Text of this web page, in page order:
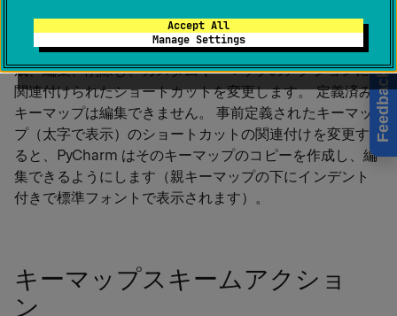
Accept All
Manage Settings
Feedback
このページを使用して、選択した
のショート
カットとアクションを検索し、カスタムキーマップを作
成、編集、削除し、カスタムキーマップのアクションに
関連付けられたショートカットを変更します。定義済み
キーマップは編集できません。 事前定義されたキーマッ
プ（太字で表示）のショートカットの関連付けを変更す
ると、PyCharm はそのキーマップのコピーを作成し、編
集できるようにします（親キーマップの下にインデント
付きで標準フォントで表示されます）。
キーマップスキームアクショ
ン